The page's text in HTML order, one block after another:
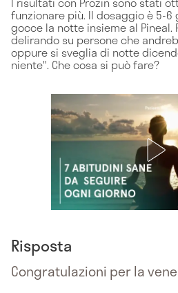
funzionare più. Il dosaggio è 5-6
gocce la notte insieme al Pineal.
delirando su persone che
oppure si sveglia di notte
niente". Che cosa si può fare?
Risposta
Congratulazioni per la